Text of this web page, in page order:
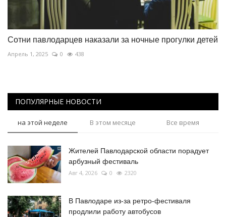
Сотни павлодарцев наказали за ночные прогулки детей
Апрель 1, 2025 0 438
ПОПУЛЯРНЫЕ НОВОСТИ
на этой неделе В этом месяце Все время
Жителей Павлодарской области порадует
арбузный фестиваль
Авг 4, 2026 0 2320
В Павлодаре из-за ретро-фестиваля
продлили работу автобусов